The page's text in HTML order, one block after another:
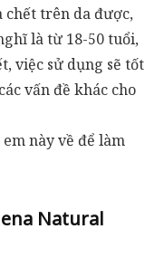
chết trên da được,
là từ 18-50 tuổi,
việc sử dụng sẽ tốt
vấn đề khác cho
này về để làm
Natural